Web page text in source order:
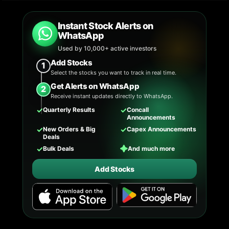
Instant Stock Alerts on
WhatsApp
Used by 10,000+ active investors
1 Add Stocks
Select the stocks you want to track in real time.
2 Get Alerts on WhatsApp
Receive instant updates directly to WhatsApp.
✓Quarterly Results ✓Concall
Announcements
✓New Orders & Big
Deals
✓Capex Announcements
✓Bulk Deals ✦And much more
Add Stocks